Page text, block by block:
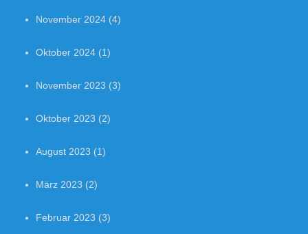
November 2024 (4)
Oktober 2024 (1)
November 2023 (3)
Oktober 2023 (2)
August 2023 (1)
März 2023 (2)
Februar 2023 (3)